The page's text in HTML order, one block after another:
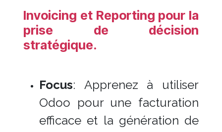
Invoicing et Reporting pour la
prise de décision
stratégique.
Focus: Apprenez à utiliser
Odoo pour une facturation
efficace et la génération de